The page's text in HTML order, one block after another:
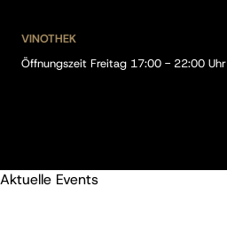
VINOTHEK
Öffnungszeit Freitag 17:00 - 22:00 Uhr
Aktuelle Events